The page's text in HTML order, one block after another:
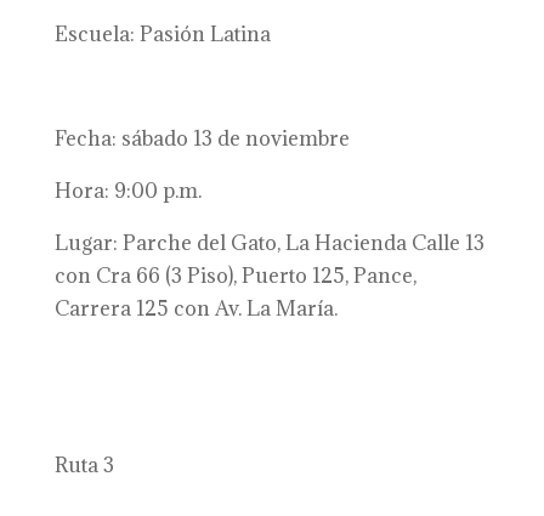
Escuela: Pasión Latina
Fecha: sábado 13 de noviembre
Hora: 9:00 p.m.
Lugar: Parche del Gato, La Hacienda Calle 13
con Cra 66 (3 Piso), Puerto 125, Pance,
Carrera 125 con Av. La María.
Ruta 3